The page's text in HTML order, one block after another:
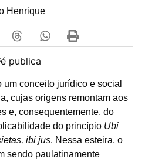
Henrique
conceito jurídico e social
cujas origens remontam aos
e, consequentemente, do
do princípio Ubi
ibi jus. Nessa esteira, o
sendo paulatinamente